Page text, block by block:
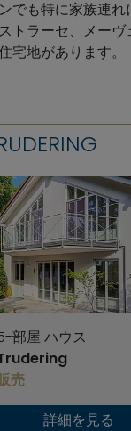
でも特に家族連れ
トラーセ、メーヴ
地があります。
部屋 ハウス
売
詳細を見る